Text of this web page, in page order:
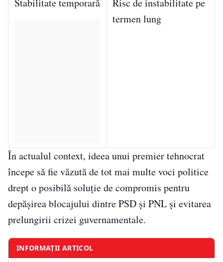
termen lung
În actualul context, ideea unui premier tehnocrat
începe să fie văzută de tot mai multe voci politice
drept o posibilă soluție de compromis pentru
depășirea blocajului dintre PSD și PNL și evitarea
prelungirii crizei guvernamentale.
INFORMAȚII ARTICOL